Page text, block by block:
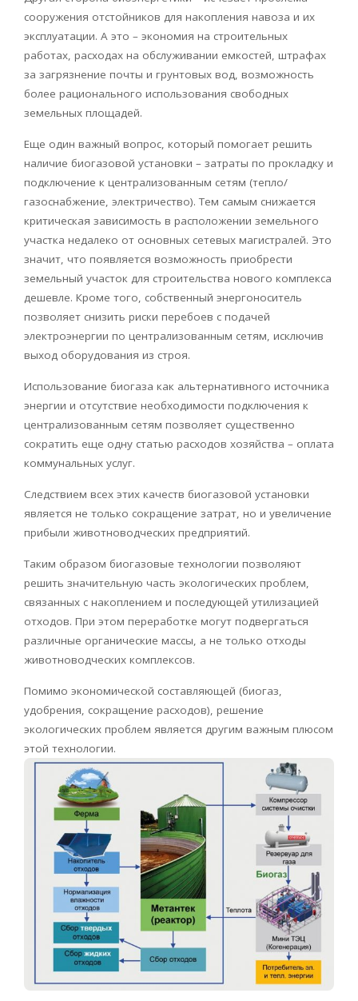
сооружения отстойников для накопления навоза и их
эксплуатации. А это – экономия на строительных
работах, расходах на обслуживании емкостей, штрафах
за загрязнение почты и грунтовых вод, возможность
более рационального использования свободных
земельных площадей.
Еще один важный вопрос, который помогает решить
наличие биогазовой установки – затраты по прокладку и
подключение к централизованным сетям (тепло/
газоснабжение, электричество). Тем самым снижается
критическая зависимость в расположении земельного
участка недалеко от основных сетевых магистралей. Это
значит, что появляется возможность приобрести
земельный участок для строительства нового комплекса
дешевле. Кроме того, собственный энергоноситель
позволяет снизить риски перебоев с подачей
электроэнергии по централизованным сетям, исключив
выход оборудования из строя.
Использование биогаза как альтернативного источника
энергии и отсутствие необходимости подключения к
централизованным сетям позволяет существенно
сократить еще одну статью расходов хозяйства – оплата
коммунальных услуг.
Следствием всех этих качеств биогазовой установки
является не только сокращение затрат, но и увеличение
прибыли животноводческих предприятий.
Таким образом биогазовые технологии позволяют
решить значительную часть экологических проблем,
связанных с накоплением и последующей утилизацией
отходов. При этом переработке могут подвергаться
различные органические массы, а не только отходы
животноводческих комплексов.
Помимо экономической составляющей (биогаз,
удобрения, сокращение расходов), решение
экологических проблем является другим важным плюсом
этой технологии.